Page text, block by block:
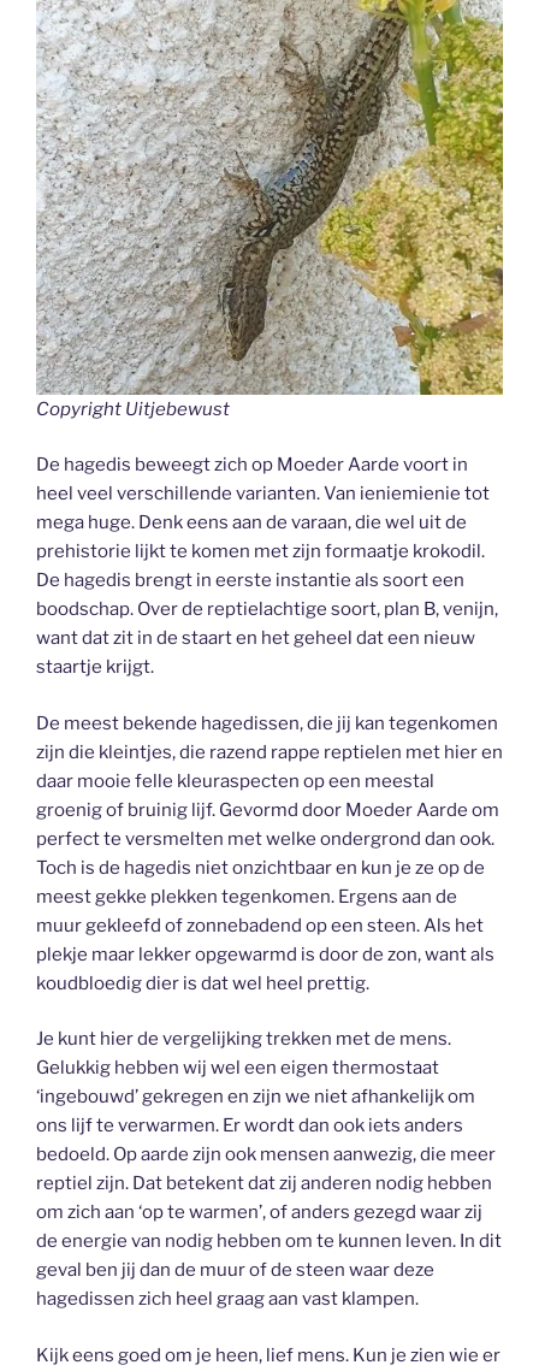
Copyright Uitjebewust
De hagedis beweegt zich op Moeder Aarde voort in
heel veel verschillende varianten. Van ieniemienie tot
mega huge. Denk eens aan de varaan, die wel uit de
prehistorie lijkt te komen met zijn formaatje krokodil.
De hagedis brengt in eerste instantie als soort een
boodschap. Over de reptielachtige soort, plan B, venijn,
want dat zit in de staart en het geheel dat een nieuw
staartje krijgt.
De meest bekende hagedissen, die jij kan tegenkomen
zijn die kleintjes, die razend rappe reptielen met hier en
daar mooie felle kleuraspecten op een meestal
groenig of bruinig lijf. Gevormd door Moeder Aarde om
perfect te versmelten met welke ondergrond dan ook.
Toch is de hagedis niet onzichtbaar en kun je ze op de
meest gekke plekken tegenkomen. Ergens aan de
muur gekleefd of zonnebadend op een steen. Als het
plekje maar lekker opgewarmd is door de zon, want als
koudbloedig dier is dat wel heel prettig.
Je kunt hier de vergelijking trekken met de mens.
Gelukkig hebben wij wel een eigen thermostaat
‘ingebouwd’ gekregen en zijn we niet afhankelijk om
ons lijf te verwarmen. Er wordt dan ook iets anders
bedoeld. Op aarde zijn ook mensen aanwezig, die meer
reptiel zijn. Dat betekent dat zij anderen nodig hebben
om zich aan ‘op te warmen’, of anders gezegd waar zij
de energie van nodig hebben om te kunnen leven. In dit
geval ben jij dan de muur of de steen waar deze
hagedissen zich heel graag aan vast klampen.
Kijk eens goed om je heen, lief mens. Kun je zien wie er